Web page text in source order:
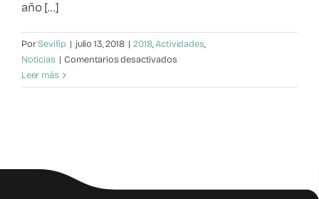
año [...]
PorSevifip | julio 13, 2018 | 2018,Actividades,
Noticias | Comentarios desactivadosen
en
Leer más